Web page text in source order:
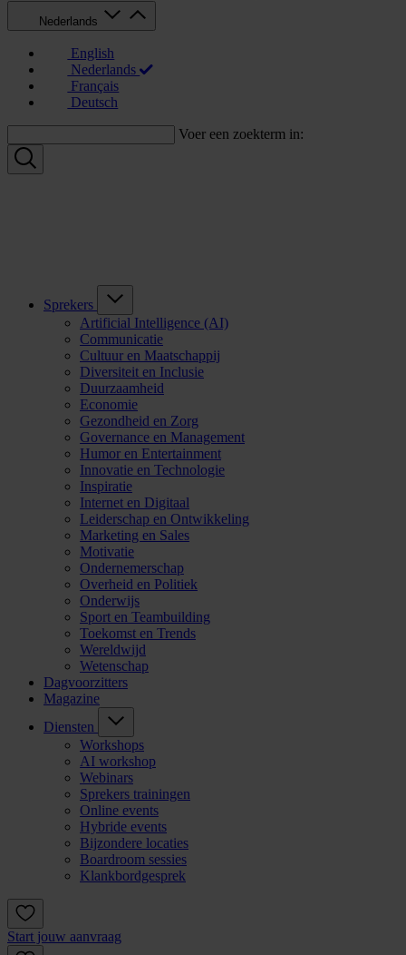
Nederlands
English
Nederlands
Français
Deutsch
Voer een zoekterm in:
Sprekers
Artificial Intelligence (AI)
Communicatie
Cultuur en Maatschappij
Diversiteit en Inclusie
Duurzaamheid
Economie
Gezondheid en Zorg
Governance en Management
Humor en Entertainment
Innovatie en Technologie
Inspiratie
Internet en Digitaal
Leiderschap en Ontwikkeling
Marketing en Sales
Motivatie
Ondernemerschap
Overheid en Politiek
Onderwijs
Sport en Teambuilding
Toekomst en Trends
Wereldwijd
Wetenschap
Dagvoorzitters
Magazine
Diensten
Workshops
AI workshop
Webinars
Sprekers trainingen
Online events
Hybride events
Bijzondere locaties
Boardroom sessies
Klankbordgesprek
Start jouw aanvraag